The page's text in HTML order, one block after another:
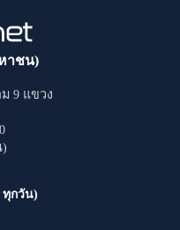
าชน)
9 แขวง
ทุกวัน)